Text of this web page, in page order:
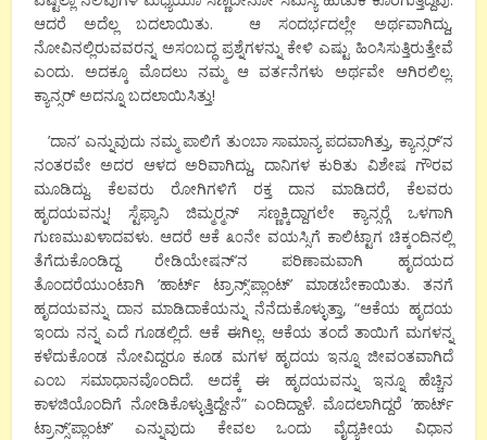
ಆದರೆ ಅದೆಲ್ಲ ಬದಲಾಯಿತು. ಆ ಸಂದರ್ಭದಲ್ಲೇ ಅರ್ಥವಾಗಿದ್ದು,
ನೋವಿನಲ್ಲಿರುವವರನ್ನ ಅಸಂಬದ್ಧ ಪ್ರಶ್ನೆಗಳನ್ನು ಕೇಳಿ ಎಷ್ಟು ಹಿಂಸಿಸುತ್ತಿರುತ್ತೇವೆ
ಎಂದು. ಅದಕ್ಕೂ ಮೊದಲು ನಮ್ಮ ಆ ವರ್ತನೆಗಳು ಅರ್ಥವೇ ಆಗಿರಲಿಲ್ಲ.
ಕ್ಯಾನ್ಸರ್ ಅದನ್ನೂ ಬದಲಾಯಿಸಿತ್ತು!
’ದಾನ’ ಎನ್ನುವುದು ನಮ್ಮ ಪಾಲಿಗೆ ತುಂಬಾ ಸಾಮಾನ್ಯ ಪದವಾಗಿತ್ತು, ಕ್ಯಾನ್ಸರ್’ನ
ನಂತರವೇ ಅದರ ಆಳದ ಅರಿವಾಗಿದ್ದು, ದಾನಿಗಳ ಕುರಿತು ವಿಶೇಷ ಗೌರವ
ಮೂಡಿದ್ದು. ಕೆಲವರು ರೋಗಿಗಳಿಗೆ ರಕ್ತ ದಾನ ಮಾಡಿದರೆ, ಕೆಲವರು
ಹೃದಯವನ್ನು! ಸ್ಟೆಫ್ಯಾನಿ ಜಿಮ್ಮರ್‍ಮನ್ ಸಣ್ಣಕ್ಕಿದ್ದಾಗಲೇ ಕ್ಯಾನ್ಸರ್‍ಗೆ ಒಳಗಾಗಿ
ಗುಣಮುಖಳಾದವಳು. ಆದರೆ ಆಕೆ ೩೦ನೇ ವಯಸ್ಸಿಗೆ ಕಾಲಿಟ್ಟಾಗ ಚಿಕ್ಕಂದಿನಲ್ಲಿ
ತೆಗೆದುಕೊಂಡಿದ್ದ ರೇಡಿಯೇಷನ್’ನ ಪರಿಣಾಮವಾಗಿ ಹೃದಯದ
ತೊಂದರೆಯುಂಟಾಗಿ ’ಹಾರ್ಟ್ ಟ್ರಾನ್ಸ್’ಪ್ಲಾಂಟ್’ ಮಾಡಬೇಕಾಯಿತು. ತನಗೆ
ಹೃದಯವನ್ನು ದಾನ ಮಾಡಿದಾಕೆಯನ್ನು ನೆನೆದುಕೊಳ್ಳುತ್ತಾ, “ಆಕೆಯ ಹೃದಯ
ಇಂದು ನನ್ನ ಎದೆ ಗೂಡಲ್ಲಿದೆ. ಆಕೆ ಈಗಿಲ್ಲ. ಆಕೆಯ ತಂದೆ ತಾಯಿಗೆ ಮಗಳನ್ನ
ಕಳೆದುಕೊಂಡ ನೋವಿದ್ದರೂ ಕೂಡ ಮಗಳ ಹೃದಯ ಇನ್ನೂ ಜೀವಂತವಾಗಿದೆ
ಎಂಬ ಸಮಾಧಾನವೊಂದಿದೆ. ಅದಕ್ಕೆ ಈ ಹೃದಯವನ್ನು ಇನ್ನೂ ಹೆಚ್ಚಿನ
ಕಾಳಜಿಯೊಂದಿಗೆ ನೋಡಿಕೊಳ್ಳುತ್ತಿದ್ದೇನೆ” ಎಂದಿದ್ದಾಳೆ. ಮೊದಲಾಗಿದ್ದರೆ ’ಹಾರ್ಟ್
ಟ್ರಾನ್ಸ್’ಪ್ಲಾಂಟ್’ ಎನ್ನುವುದು ಕೇವಲ ಒಂದು ವೈದ್ಯಕೀಯ ವಿಧಾನ